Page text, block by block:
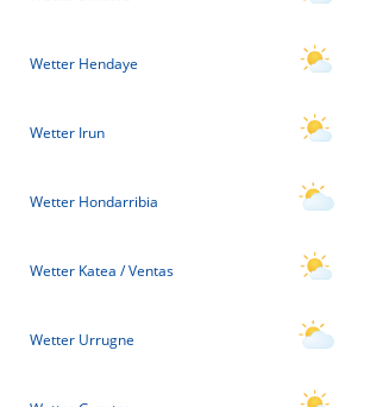
Wetter Hendaye
Wetter Irun
Wetter Hondarribia
Wetter Katea / Ventas
Wetter Urrugne